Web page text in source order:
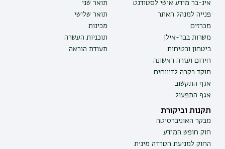
אינ-בר מידע אישי לסטודנט
פנייה למנהל האתר
מכרזים
משרות בבר-אילן
ביטחון ובטיחות
חירום ועזרה ראשונה
מוקד בקרה לדיווחים
אגף התקשוב
אגף התפעול
תואר שני
תואר שלישי
מכינות
תוכניות העשרה
תעודת הוראה
תקנות וביקורת
מבקר האוניברסיטה
חוק חופש המידע
החוק למניעת הטרדה מינית